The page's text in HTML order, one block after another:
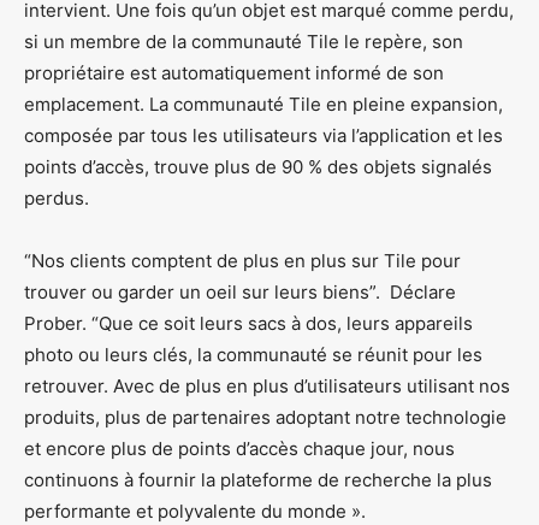
intervient. Une fois qu’un objet est marqué comme perdu,
si un membre de la communauté Tile le repère, son
propriétaire est automatiquement informé de son
emplacement. La communauté Tile en pleine expansion,
composée par tous les utilisateurs via l’application et les
points d’accès, trouve plus de 90 % des objets signalés
perdus.
“Nos clients comptent de plus en plus sur Tile pour
trouver ou garder un oeil sur leurs biens”. Déclare
Prober. “Que ce soit leurs sacs à dos, leurs appareils
photo ou leurs clés, la communauté se réunit pour les
retrouver. Avec de plus en plus d’utilisateurs utilisant nos
produits, plus de partenaires adoptant notre technologie
et encore plus de points d’accès chaque jour, nous
continuons à fournir la plateforme de recherche la plus
performante et polyvalente du monde ».